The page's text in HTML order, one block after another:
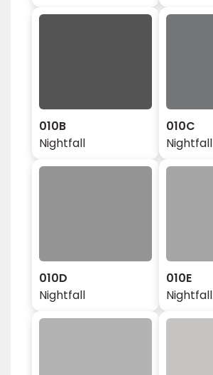
010B
Nightfall
010C
Nightfall
010D
Nightfall
010E
Nightfall